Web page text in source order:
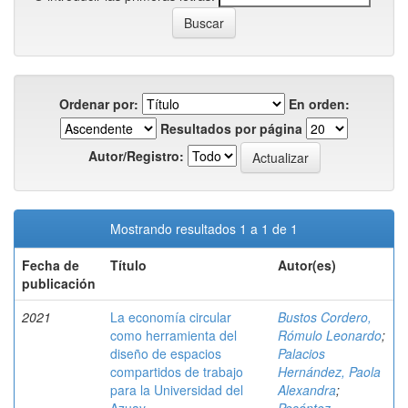
Ordenar por:
En orden:
Resultados por página
Autor/Registro:
Mostrando resultados 1 a 1 de 1
Fecha de
publicación
Título Autor(es)
2021
La economía circular
como herramienta del
diseño de espacios
compartidos de trabajo
para la Universidad del
Bustos Cordero,
Rómulo Leonardo;
Palacios
Hernández, Paola
Alexandra;